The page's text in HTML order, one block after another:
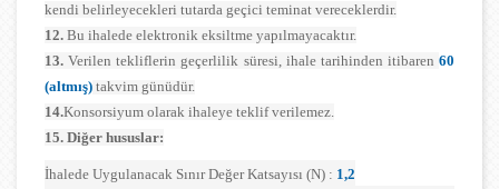
kendi belirleyecekleri tutarda geçici teminat vereceklerdir.
12. Bu ihalede elektronik eksiltme yapılmayacaktır.
13. Verilen tekliflerin geçerlilik süresi, ihale tarihinden itibaren 60
(altmış) takvim günüdür.
14.Konsorsiyum olarak ihaleye teklif verilemez.
15. Diğer hususlar:
İhalede Uygulanacak Sınır Değer Katsayısı (N) : 1,2